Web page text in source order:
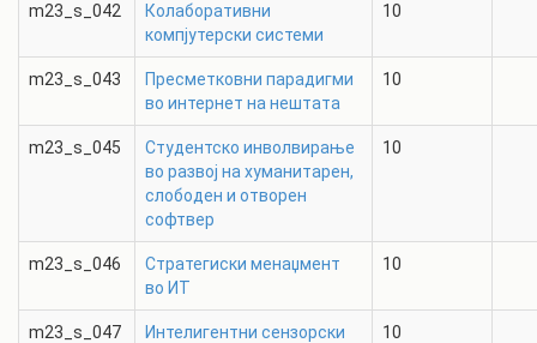
m23_s_042
Колаборативни
компјутерски системи
10
m23_s_043
Пресметковни парадигми
во интернет на нештата
10
m23_s_045
Студентско инволвирање
во развој на хуманитарен,
слободен и отворен
софтвер
10
m23_s_046
Стратегиски менаџмент
во ИТ
10
m23_s_047
Интелигентни сензорски
10